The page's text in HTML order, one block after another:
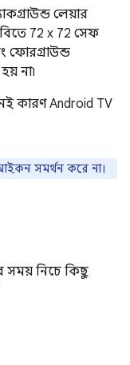
লেয়ার
72 x 72 সেফ
না৷
কারণ Android TV
সমর্থন করে না।
সময় নিচে কিছু